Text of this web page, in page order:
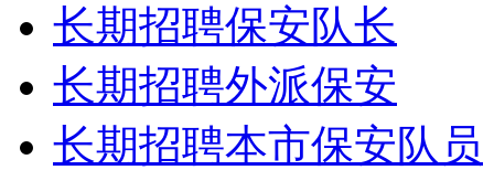
长期招聘保安队长
长期招聘外派保安
长期招聘本市保安队员